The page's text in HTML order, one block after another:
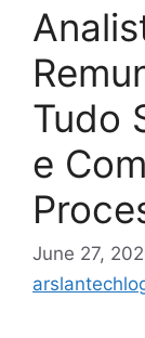
Tudo
e
June 27,